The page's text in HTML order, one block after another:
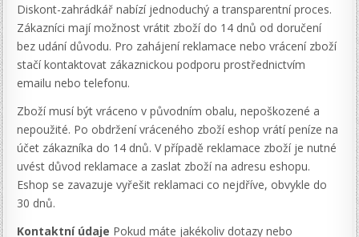
Diskont-zahrádkář nabízí jednoduchý a transparentní proces.
Zákazníci mají možnost vrátit zboží do 14 dnů od doručení
bez udání důvodu. Pro zahájení reklamace nebo vrácení zboží
stačí kontaktovat zákaznickou podporu prostřednictvím
emailu nebo telefonu.
Zboží musí být vráceno v původním obalu, nepoškozené a
nepoužité. Po obdržení vráceného zboží eshop vrátí peníze na
účet zákazníka do 14 dnů. V případě reklamace zboží je nutné
uvést důvod reklamace a zaslat zboží na adresu eshopu.
Eshop se zavazuje vyřešit reklamaci co nejdříve, obvykle do
30 dnů.
Kontaktní údaje Pokud máte jakékoliv dotazy nebo